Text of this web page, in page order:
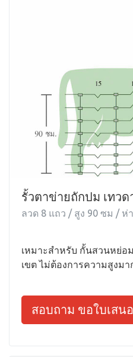
รั้วตาข่ายถักปม เทวด
ลวด 8 แถว / สูง 90 ซม / ห่
เหมาะสำหรับ กั้นสวนหย่อ
เขต ไม่ต้องการความสูงมา
สอบถาม ขอใบเสน